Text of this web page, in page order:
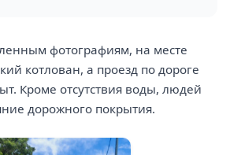
фотографиям, на месте
котлован, а проезд по дороге
Кроме отсутствия воды, людей
дорожного покрытия.